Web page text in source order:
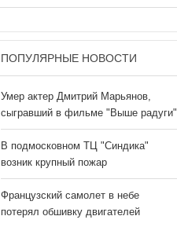
ПОПУЛЯРНЫЕ НОВОСТИ
Умер актер Дмитрий Марьянов,
сыгравший в фильме "Выше радуги"
В подмосковном ТЦ "Синдика"
возник крупный пожар
Французский самолет в небе
потерял обшивку двигателей